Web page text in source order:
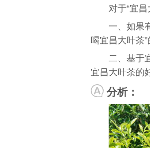
对于“宜
一、如果
喝宜昌大叶茶”
二、基于
宜昌大叶茶的
分析：